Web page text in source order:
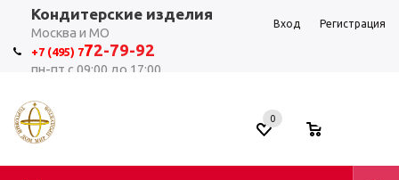
Кондитерские изделия
Москва и МО
+7 (495) 772-79-92
пн-пт с 09:00 до 17:00
Вход Регистрация
0